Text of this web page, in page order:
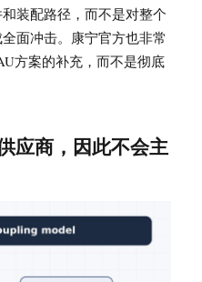
装配路径，而不是对整个
面冲击。康宁官方也非常
方案的补充，而不是彻底
应商，因此不会主